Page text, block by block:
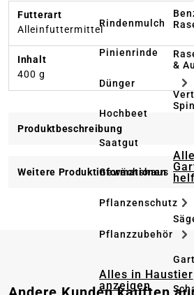
Rindenmulch
Pinienrinde
Dünger
Hochbeet
Saatgut
Gewächshaus
Pflanzenschutz
Pflanzzubehör
Alles in Haustier
anzeigen
&
Futterart
Alleinfuttermittel
Inhalt
400 g
Produktbeschreibung
Weitere Produktinformationen
Produktgalerie überspringen